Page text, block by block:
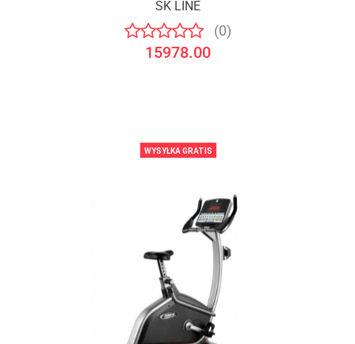
SK LINE
(0)
15978.00
WYSYŁKA GRATIS